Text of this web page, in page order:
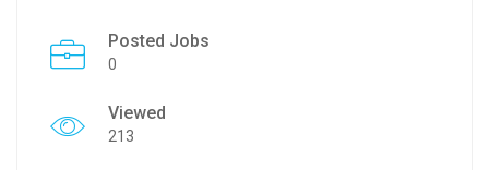
Posted Jobs
0
Viewed
213